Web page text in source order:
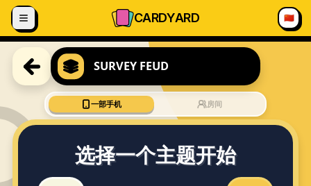
跳到内容
CARDYARD 🇨🇳
SURVEY FEUD
一部手机 房间
选择一个主题开始